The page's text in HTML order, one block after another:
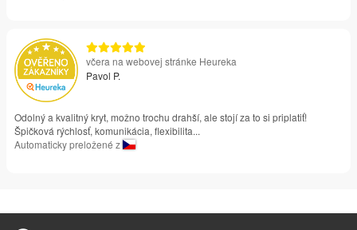
včera na webovej stránke Heureka
Pavol P.
Odolný a kvalitný kryt, možno trochu drahší, ale stojí za to si priplatiť!
Špičková rýchlosť, komunikácia, flexibilita...
Automaticky preložené z